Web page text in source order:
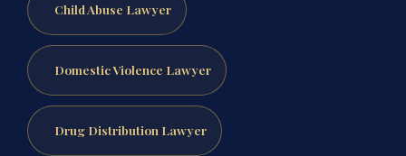
Child Abuse Lawyer
Domestic Violence Lawyer
Drug Distribution Lawyer